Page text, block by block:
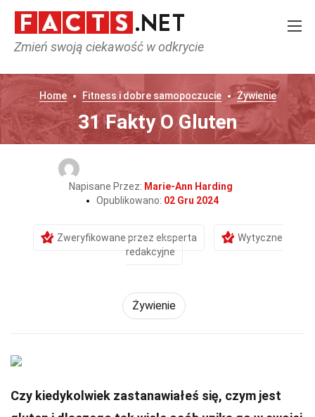
Zmień swoją ciekawość w odkrycie
Home Fitness i dobre samopoczucie Żywienie
31 Fakty O Gluten
Napisane Przez: Marie-Ann Harding
Opublikowano: 02 Gru 2024
Zweryfikowane przez eksperta
Wytyczne
redakcyjne
Żywienie
Czy kiedykolwiek zastanawiałeś się, czym jest